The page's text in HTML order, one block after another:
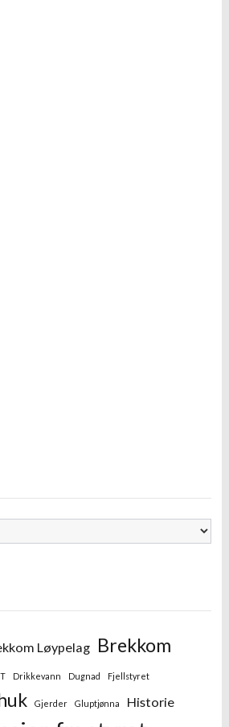
Løypelag Brekkom
Drikkevann Dugnad Fjellstyret
Gjerder Gluptjønna Historie